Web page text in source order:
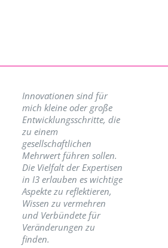
Innovationen sind für
mich kleine oder große
Entwicklungsschritte, die
zu einem
gesellschaftlichen
Mehrwert führen sollen.
Die Vielfalt der Expertisen
in I3 erlauben es wichtige
Aspekte zu reflektieren,
Wissen zu vermehren
und Verbündete für
Veränderungen zu
finden.